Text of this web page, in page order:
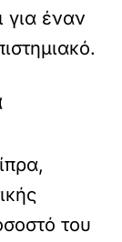
για έναν
του